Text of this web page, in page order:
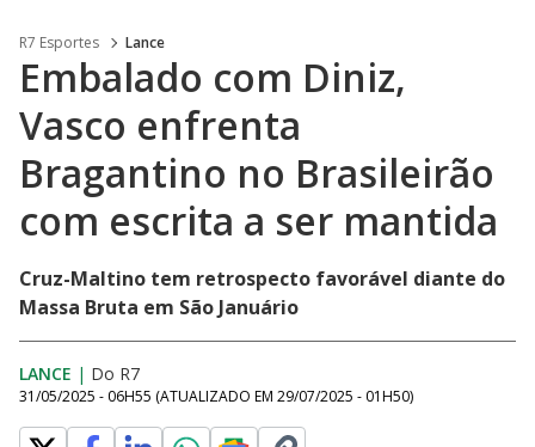
R7 Esportes Lance
Embalado com Diniz,
Vasco enfrenta
Bragantino no Brasileirão
com escrita a ser mantida
Cruz-Maltino tem retrospecto favorável diante do
Massa Bruta em São Januário
LANCE | Do R7
31/05/2025 - 06H55 (ATUALIZADO EM 29/07/2025 - 01H50)